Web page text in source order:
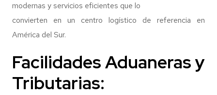
modernas y servicios eficientes que lo
convierten en un centro logístico de referencia en
América del Sur.
Facilidades Aduaneras y
Tributarias: